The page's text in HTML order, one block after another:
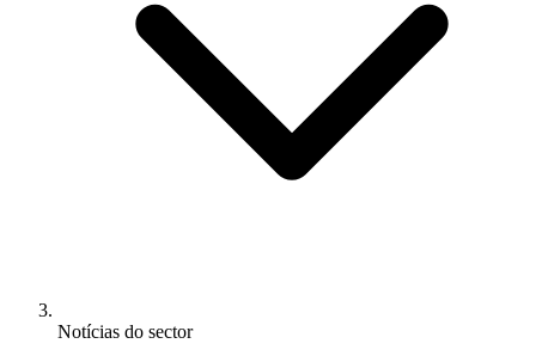
Notícias do sector